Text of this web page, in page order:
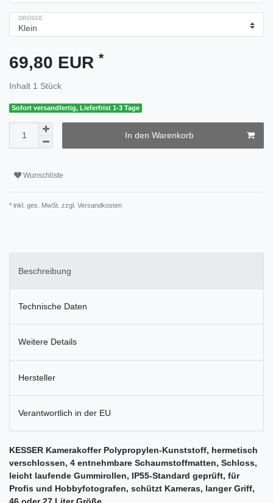
GRÖSSE
69,80 EUR *
Inhalt 1 Stück
Sofort versandfertig, Lieferfrist 1-3 Tage
In den Warenkorb
Wunschliste
* inkl. ges. MwSt. zzgl. Versandkosten
Beschreibung
Technische Daten
Weitere Details
Hersteller
Verantwortlich in der EU
KESSER Kamerakoffer Polypropylen-Kunststoff, hermetisch
verschlossen, 4 entnehmbare Schaumstoffmatten, Schloss,
leicht laufende Gummirollen, IP55-Standard geprüft, für
Profis und Hobbyfotografen, schützt Kameras, langer Griff,